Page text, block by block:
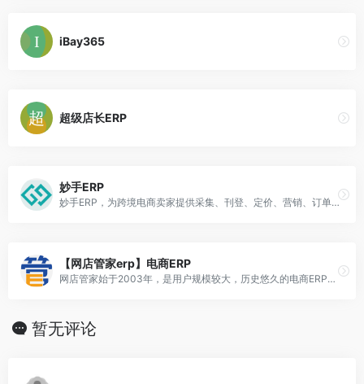
iBay365
超级店长ERP
妙手ERP
妙手ERP，为跨境电商卖家提供采集、刊登、定价、营销、订单、仓储、采购、物流、代打包、财务、客服等一体化服务，支持Shopee、Lazada、TikTok、Temu、Ozon等跨境电商平台
【网店管家erp】电商ERP
网店管家始于2003年，是用户规模较大，历史悠久的电商ERP解决方案。是一款集专业的电商ERP、CRM管理和OA管理为一体的软件，为B2C、C2C商家提供进销存、CRM管理和OA管理服务。系统以提供高效的订单处理手段为目标，为电商企业提供了一系列包括：生产、采购、oms订单管理、跨境电商、wms仓储管理、CRM客户关系管理、OA办公、门店销售、账务账款、售后服务等全面的解决方案，是目前电商应用最广泛的电商ERP管理系统
暂无评论